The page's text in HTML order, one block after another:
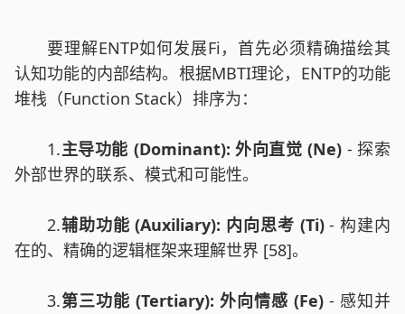
要理解ENTP如何发展Fi，首先必须精确描绘其
认知功能的内部结构。根据MBTI理论，ENTP的功能
堆栈（Function Stack）排序为：
1.主导功能 (Dominant): 外向直觉 (Ne) - 探索
外部世界的联系、模式和可能性。
2.辅助功能 (Auxiliary): 内向思考 (Ti)- 构建内
在的、精确的逻辑框架来理解世界 [58]。
3.第三功能 (Tertiary): 外向情感 (Fe) - 感知并